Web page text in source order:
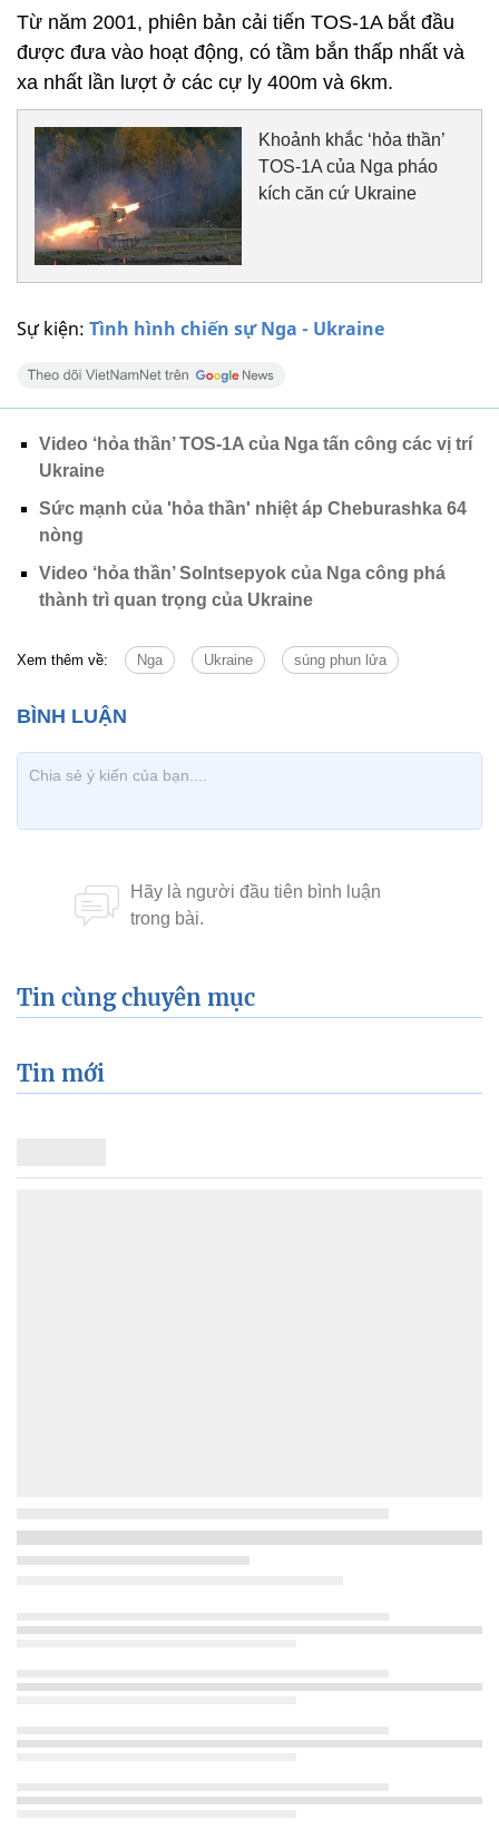
Sự kiện: Tình hình chiến sự Nga - Ukraine
Từ năm 2001, phiên bản cải tiến TOS-1A bắt đầu
được đưa vào hoạt động, có tầm bắn thấp nhất và
xa nhất lần lượt ở các cự ly 400m và 6km.
Khoảnh khắc ‘hỏa thần’
TOS-1A của Nga pháo
kích căn cứ Ukraine
Video ‘hỏa thần’ TOS-1A của Nga tấn công các vị trí
Ukraine
Sức mạnh của 'hỏa thần' nhiệt áp Cheburashka 64
nòng
Video ‘hỏa thần’ Solntsepyok của Nga công phá
thành trì quan trọng của Ukraine
Xem thêm về: Nga Ukraine súng phun lửa
Tin cùng chuyên mục
Tin mới